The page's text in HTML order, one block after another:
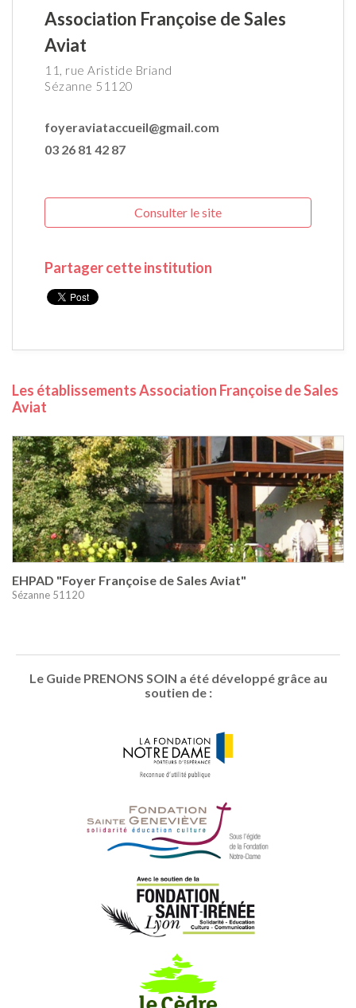
Association Françoise de Sales
Aviat
11, rue Aristide Briand
Sézanne 51120
foyeraviataccueil@gmail.com
03 26 81 42 87
Consulter le site
Partager cette institution
Les établissements Association Françoise de Sales
Aviat
EHPAD "Foyer Françoise de Sales Aviat"
Sézanne 51120
Le Guide PRENONS SOIN a été développé grâce au
soutien de :